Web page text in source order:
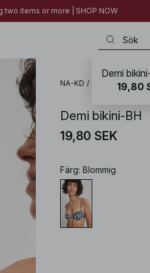
two items or more | SHOP NOW
NA-KD / Badkläder /
Demi bikini-BH
19,80 SEK
Färg: Blommig
Demi
19,80